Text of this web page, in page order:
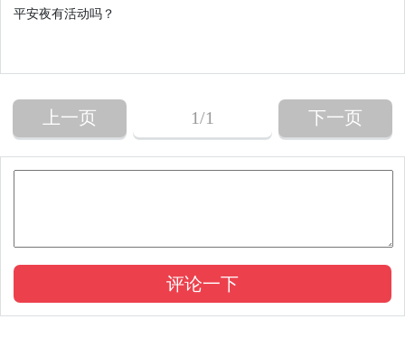
平安夜有活动吗？
上一页 1/1 下一页